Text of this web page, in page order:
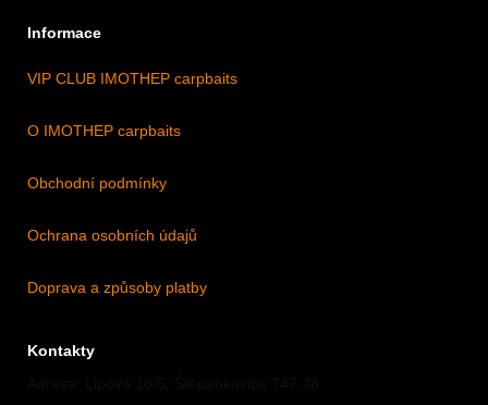
Informace
VIP CLUB IMOTHEP carpbaits
O IMOTHEP carpbaits
Obchodní podmínky
Ochrana osobních údajů
Doprava a způsoby platby
Kontakty